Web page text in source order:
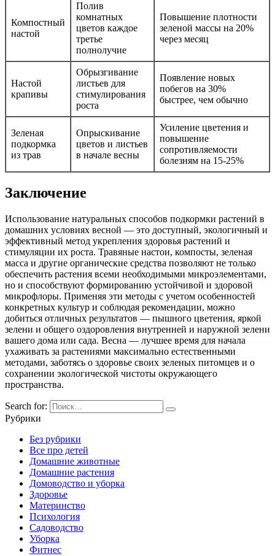
Компостный
настой
Полив
комнатных
цветов каждое
третье
полнолучие
Повышение плотности
зеленой массы на 20%
через месяц
Настой
крапивы
Обрызгивание
листьев для
стимулирования
роста
Появление новых
побегов на 30%
быстрее, чем обычно
Зеленая
подкормка
из трав
Опрыскивание
цветов и листьев
в начале весны
Усиление цветения и
повышение
сопротивляемости
болезням на 15-25%
Заключение
Использование натуральных способов подкормки растений в
домашних условиях весной — это доступный, экологичный и
эффективный метод укрепления здоровья растений и
стимуляции их роста. Травяные настои, компосты, зеленая
масса и другие органические средства позволяют не только
обеспечить растения всеми необходимыми микроэлементами,
но и способствуют формированию устойчивой и здоровой
микрофлоры. Применяя эти методы с учетом особенностей
конкретных культур и соблюдая рекомендации, можно
добиться отличных результатов — пышного цветения, яркой
зелени и общего оздоровления внутренней и наружной зелени
вашего дома или сада. Весна — лучшее время для начала
ухаживать за растениями максимально естественными
методами, заботясь о здоровье своих зеленых питомцев и о
сохранении экологической чистоты окружающего
пространства.
Search for:
Рубрики
Без рубрики
Все про детей
Домашние животные
Домашние растения
Домоводство и уборка
Здоровье
Материнство
Психология
Садоводство
Уборка
Фитнес